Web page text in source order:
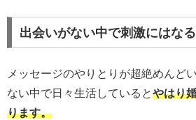
出会いがない中で刺激にはなる
メッセージのやりとりが超絶めんど
ない中で日々生活しているとやはり
ります。